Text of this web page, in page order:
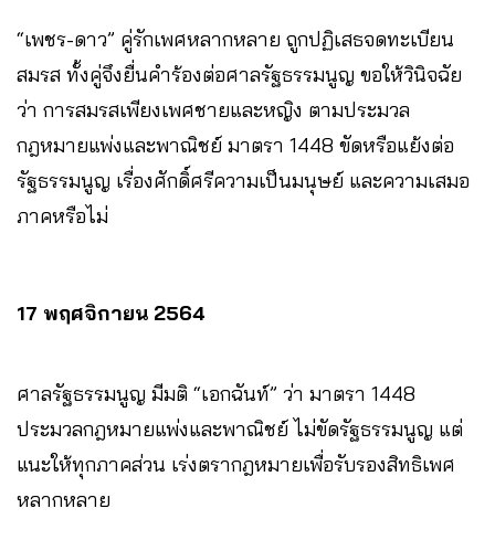
“เพชร-ดาว” คู่รักเพศหลากหลาย ถูกปฏิเสธจดทะเบียน
สมรส ทั้งคู่จึงยื่นคำร้องต่อศาลรัฐธรรมนูญ ขอให้วินิจฉัย
ว่า การสมรสเพียงเพศชายและหญิง ตามประมวล
กฎหมายแพ่งและพาณิชย์ มาตรา 1448 ขัดหรือแย้งต่อ
รัฐธรรมนูญ เรื่องศักดิ์ศรีความเป็นมนุษย์ และความเสมอ
ภาคหรือไม่
17 พฤศจิกายน 2564
ศาลรัฐธรรมนูญ มีมติ “เอกฉันท์” ว่า มาตรา 1448
ประมวลกฎหมายแพ่งและพาณิชย์ ไม่ขัดรัฐธรรมนูญ แต่
แนะให้ทุกภาคส่วน เร่งตรากฎหมายเพื่อรับรองสิทธิเพศ
หลากหลาย